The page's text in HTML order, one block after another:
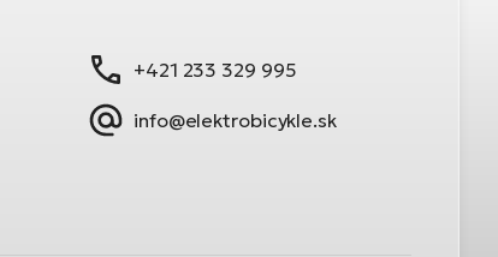
+421 233 329 995
info@elektrobicykle.sk